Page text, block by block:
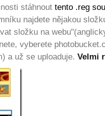
stáhnout tento .reg
najdete nějakou
složku na
vyberete
a už se uploaduje. Velmi